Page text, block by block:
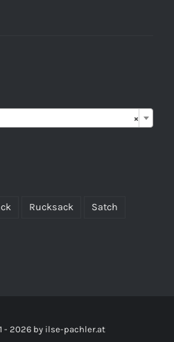
×
Rucksack Satch
- 2026 by ilse-pachler.at